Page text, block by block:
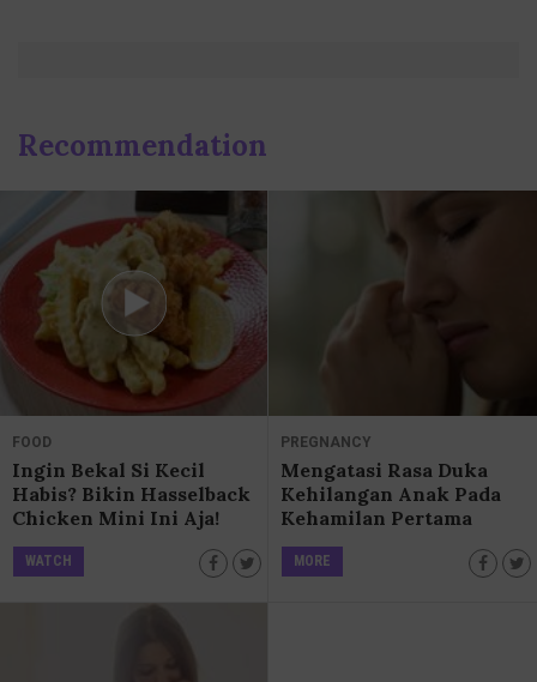
Recommendation
FOOD
Ingin Bekal Si Kecil
Habis? Bikin Hasselback
Chicken Mini Ini Aja!
WATCH
PREGNANCY
Mengatasi Rasa Duka
Kehilangan Anak Pada
Kehamilan Pertama
MORE